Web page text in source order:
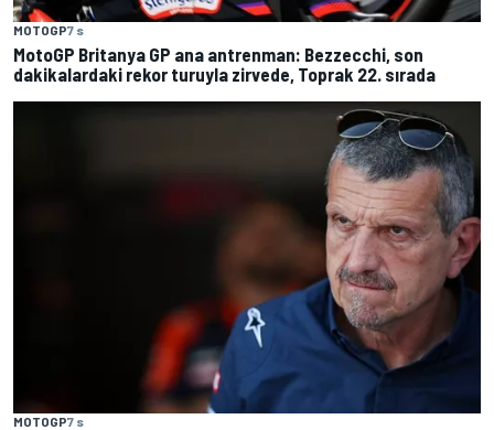
MOTOGP7 s
MotoGP Britanya GP ana antrenman: Bezzecchi, son
dakikalardaki rekor turuyla zirvede, Toprak 22. sırada
MOTOGP7 s